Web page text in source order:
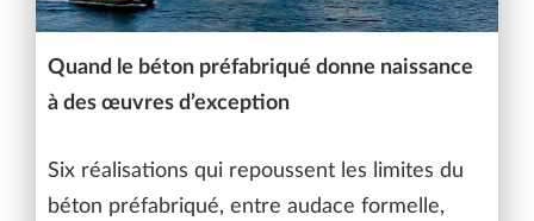
Quand le béton préfabriqué donne naissance
à des œuvres d’exception
Six réalisations qui repoussent les limites du
béton préfabriqué, entre audace formelle,